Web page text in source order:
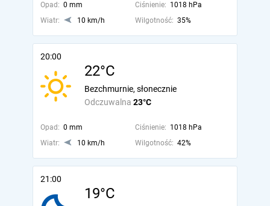
Opad: 0 mm Ciśnienie: 1018 hPa
Wiatr:
10 km/h Wilgotność: 35%
20:00
22°C
Odczuwalna 23°C
Bezchmurnie, słonecznie
Opad: 0 mm Ciśnienie: 1018 hPa
Wiatr:
10 km/h Wilgotność: 42%
21:00
19°C